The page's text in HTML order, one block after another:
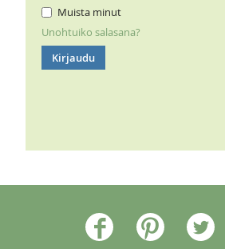
Muista minut
Unohtuiko salasana?